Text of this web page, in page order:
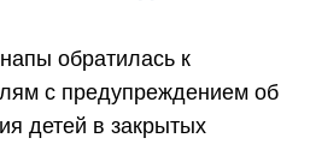
обратилась к
с предупреждением об
детей в закрытых